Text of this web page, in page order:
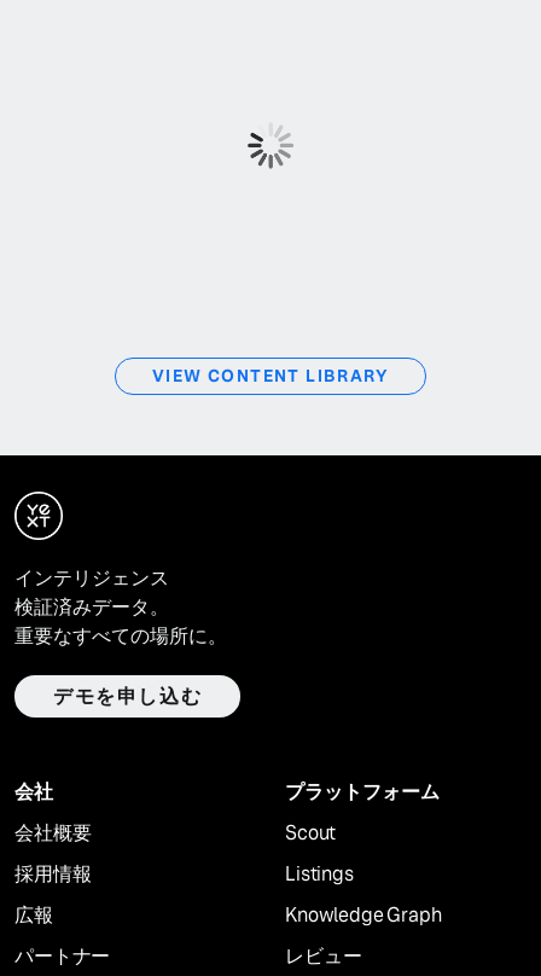
VIEW CONTENT LIBRARY
インテリジェンス
検証済みデータ。
重要なすべての場所に。
デモを申し込む
会社
会社概要
採用情報
広報
パートナー
プラットフォーム
Scout
Listings
Knowledge Graph
レビュー